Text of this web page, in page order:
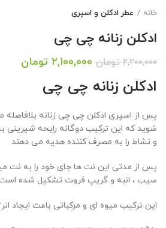
خانه عطر ادکلن و اسپری
ادکلن زنانه چی چی
۲,۲۰۰,۰۰۰ تومان قیمت
۲,۲۰۰,۰۰۰ تومان
بود.
۲,۱۰۰,۰۰۰ تومان
ادکلن زنانه چی چی
پس از اسپری ادکلن چی چی زنانه
شوید که این ترکیب دوگانه رایحه شیرینی
و نشاط را به مصرف کننده هدیه می دهند
پس از مدتی این نت ها جای خود را به نت
سیب ، انبه و گریپ فروت تشکیل شده است
این ترکیب میوه ای و مرکباتی باعث ایجاد